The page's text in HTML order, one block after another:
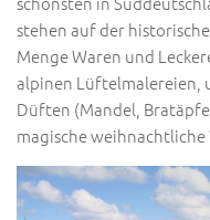
stehen auf der
Menge Waren und
alpinen Lüftelmalereien,
Düften (Mandel,
magische weihnachtliche